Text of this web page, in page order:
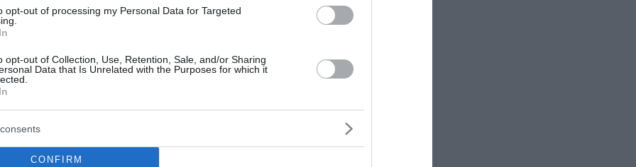
opt-out of processing my Personal Data for Targeted
opt-out of Collection, Use, Retention, Sale, and/or Sharing
Data that Is Unrelated with the Purposes for which it
CONFIRM
Ετοιμασία: 10 λεπτά
λεπτά Υλικά - 2 φύλλα
(ψιλοκ...
2026
σφολιάτα
20 λεπτά Μαγείρεμα: 70 λεπτά Υλικά - 2
κουταλάκια σούπας ελαιόλαδο - 7-8